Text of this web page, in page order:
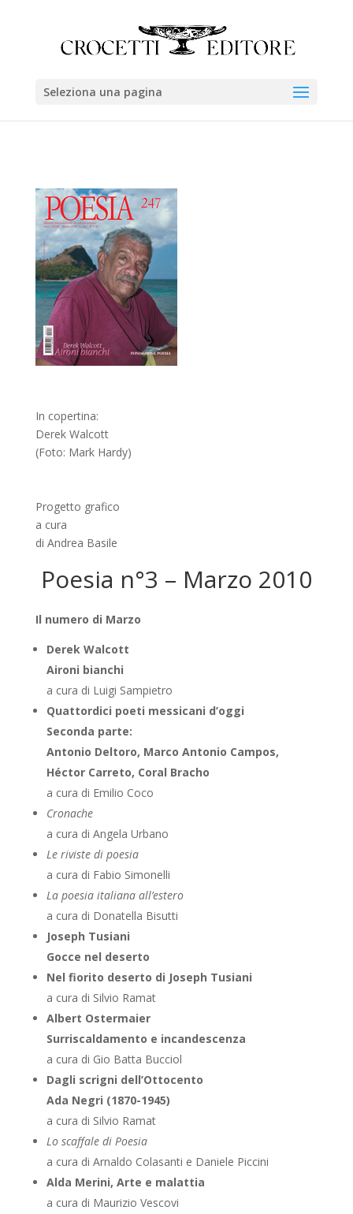
Seleziona una pagina
In copertina:
Derek Walcott
(Foto: Mark Hardy)
Progetto grafico
a cura
di Andrea Basile
Poesia n°3 – Marzo 2010
Il numero di Marzo
Derek Walcott
Aironi bianchi
a cura di Luigi Sampietro
Quattordici poeti messicani d’oggi
Seconda parte:
Antonio Deltoro, Marco Antonio Campos,
Héctor Carreto, Coral Bracho
a cura di Emilio Coco
Cronache
a cura di Angela Urbano
Le riviste di poesia
a cura di Fabio Simonelli
La poesia italiana all’estero
a cura di Donatella Bisutti
Joseph Tusiani
Gocce nel deserto
Nel fiorito deserto di Joseph Tusiani
a cura di Silvio Ramat
Albert Ostermaier
Surriscaldamento e incandescenza
a cura di Gio Batta Bucciol
Dagli scrigni dell’Ottocento
Ada Negri (1870-1945)
a cura di Silvio Ramat
Lo scaffale di Poesia
a cura di Arnaldo Colasanti e Daniele Piccini
Alda Merini, Arte e malattia
a cura di Maurizio Vescovi